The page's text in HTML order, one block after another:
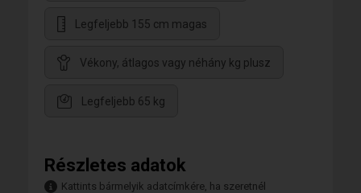
Legfeljebb 155 cm magas
Vékony, átlagos vagy néhány kg plusz
Legfeljebb 65 kg
Részletes adatok
Kattints bármelyik adatcímkére, ha szeretnél